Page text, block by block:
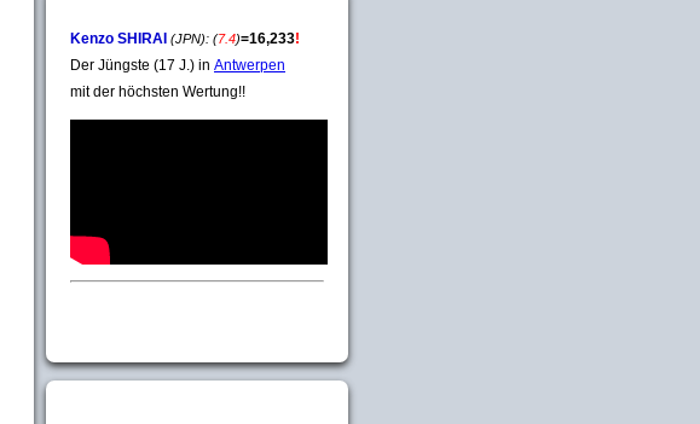
Kenzo SHIRAI (JPN): (7.4)=16,233!
Der Jüngste (17 J.) in Antwerpen
mit der höchsten Wertung!!